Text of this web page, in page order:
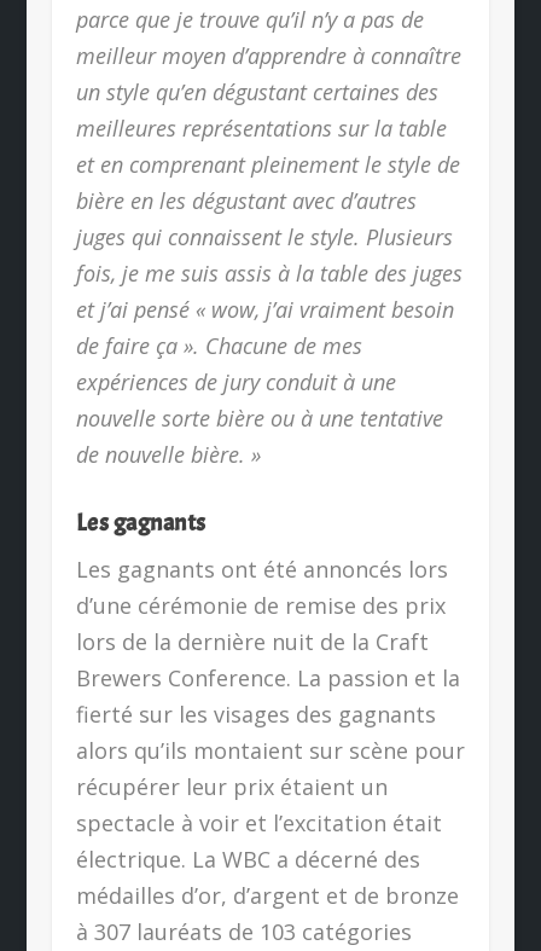
parce que je trouve qu’il n’y a pas de
meilleur moyen d’apprendre à connaître
un style qu’en dégustant certaines des
meilleures représentations sur la table
et en comprenant pleinement le style de
bière en les dégustant avec d’autres
juges qui connaissent le style. Plusieurs
fois, je me suis assis à la table des juges
et j’ai pensé « wow, j’ai vraiment besoin
de faire ça ». Chacune de mes
expériences de jury conduit à une
nouvelle sorte bière ou à une tentative
de nouvelle bière. »
Les gagnants
Les gagnants ont été annoncés lors
d’une cérémonie de remise des prix
lors de la dernière nuit de la Craft
Brewers Conference. La passion et la
fierté sur les visages des gagnants
alors qu’ils montaient sur scène pour
récupérer leur prix étaient un
spectacle à voir et l’excitation était
électrique. La WBC a décerné des
médailles d’or, d’argent et de bronze
à 307 lauréats de 103 catégories